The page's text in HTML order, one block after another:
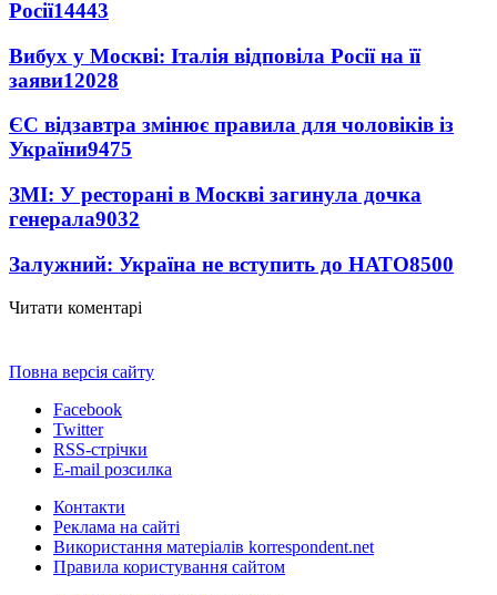
Росії14443
Вибух у Москві: Італія відповіла Росії на її
заяви12028
ЄС відзавтра змінює правила для чоловіків із
України9475
ЗМІ: У ресторані в Москві загинула дочка
генерала9032
Залужний: Україна не вступить до НАТО8500
Читати коментарі
Повна версія сайту
Facebook
Twitter
RSS-стрічки
E-mail розсилка
Контакти
Реклама на сайті
Використання матеріалів korrespondent.net
Правила користування сайтом